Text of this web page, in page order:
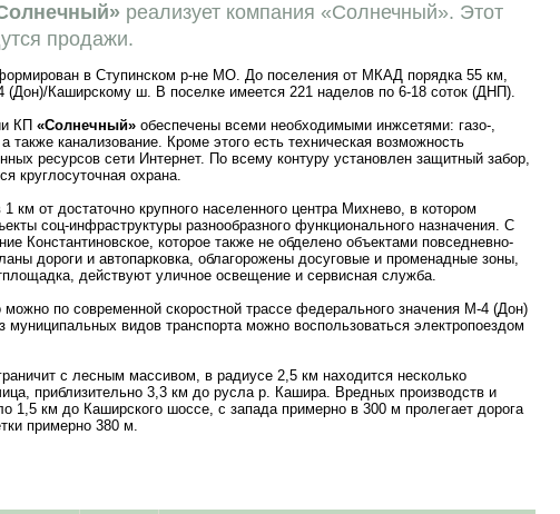
реализует компания «Солнечный». Этот
продажи.
в Ступинском р-не МО. До поселения от МКАД порядка 55 км,
(Дон)/Каширскому ш. В поселке имеется 221 наделов по 6-18 соток (ДНП).
КП «Солнечный» обеспечены всеми необходимыми инжсетями: газо-,
также канализование. Кроме этого есть техническая возможность
ресурсов сети Интернет. По всему контуру установлен защитный забор,
круглосуточная охрана.
1 км от достаточно крупного населенного центра Михнево, в котором
соц-инфраструктуры разнообразного функционального назначения. С
Константиновское, которое также не обделено объектами повседневно-
дороги и автопарковка, облагорожены досуговые и променадные зоны,
действуют уличное освещение и сервисная служба.
по современной скоростной трассе федерального значения М-4 (Дон)
видов транспорта можно воспользоваться электропоездом
с лесным массивом, в радиусе 2,5 км находится несколько
приблизительно 3,3 км до русла р. Кашира. Вредных производств и
1,5 км до Каширского шоссе, с запада примерно в 300 м пролегает дорога
примерно 380 м.